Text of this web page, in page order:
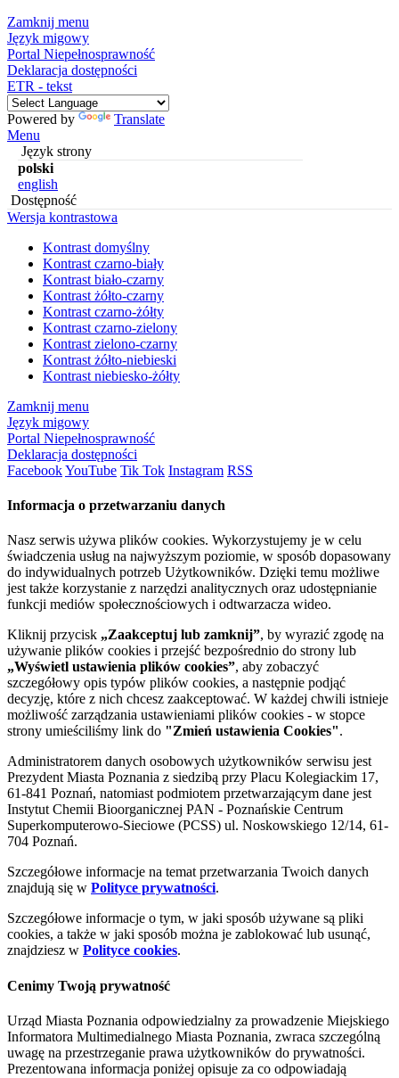
Zamknij menu
Język migowy
Portal Niepełnosprawność
Deklaracja dostępności
ETR - tekst
Powered by
Translate
Menu
Język strony
polski
english
Dostępność
Wersja kontrastowa
Kontrast domyślny
Kontrast czarno-biały
Kontrast biało-czarny
Kontrast żółto-czarny
Kontrast czarno-żółty
Kontrast czarno-zielony
Kontrast zielono-czarny
Kontrast żółto-niebieski
Kontrast niebiesko-żółty
Zamknij menu
Język migowy
Portal Niepełnosprawność
Deklaracja dostępności
FacebookYouTube Tik Tok Instagram RSS
Informacja o przetwarzaniu danych
Nasz serwis używa plików cookies. Wykorzystujemy je w celu
świadczenia usług na najwyższym poziomie, w sposób dopasowany
do indywidualnych potrzeb Użytkowników. Dzięki temu możliwe
jest także korzystanie z narzędzi analitycznych oraz udostępnianie
funkcji mediów społecznościowych i odtwarzacza wideo.
Kliknij przycisk „Zaakceptuj lub zamknij”, by wyrazić zgodę na
używanie plików cookies i przejść bezpośrednio do strony lub
„Wyświetl ustawienia plików cookies”, aby zobaczyć
szczegółowy opis typów plików cookies, a następnie podjąć
decyzję, które z nich chcesz zaakceptować. W każdej chwili istnieje
możliwość zarządzania ustawieniami plików cookies - w stopce
strony umieściliśmy link do "Zmień ustawienia Cookies".
Administratorem danych osobowych użytkowników serwisu jest
Prezydent Miasta Poznania z siedzibą przy Placu Kolegiackim 17,
61-841 Poznań, natomiast podmiotem przetwarzającym dane jest
Instytut Chemii Bioorganicznej PAN - Poznańskie Centrum
Superkomputerowo-Sieciowe (PCSS) ul. Noskowskiego 12/14, 61-
704 Poznań.
Szczegółowe informacje na temat przetwarzania Twoich danych
znajdują się w Polityce prywatności.
Szczegółowe informacje o tym, w jaki sposób używane są pliki
cookies, a także w jaki sposób można je zablokować lub usunąć,
znajdziesz w Polityce cookies.
Cenimy Twoją prywatność
Urząd Miasta Poznania odpowiedzialny za prowadzenie Miejskiego
Informatora Multimedialnego Miasta Poznania, zwraca szczególną
uwagę na przestrzeganie prawa użytkowników do prywatności.
Prezentowana informacja poniżej opisuje za co odpowiadają